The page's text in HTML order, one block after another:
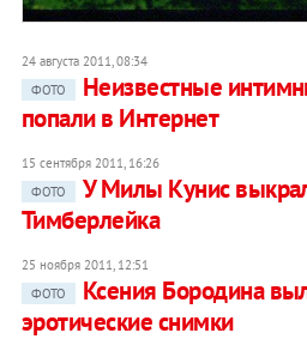
24 августа 2011, 08:34
ФОТО
Неизвестные
попали в Интернет
15 сентября 2011, 16:26
ФОТО
У Милы Кунис
Тимберлейка
25 ноября 2011, 12:51
ФОТО
Ксения Бородина
эротические снимки